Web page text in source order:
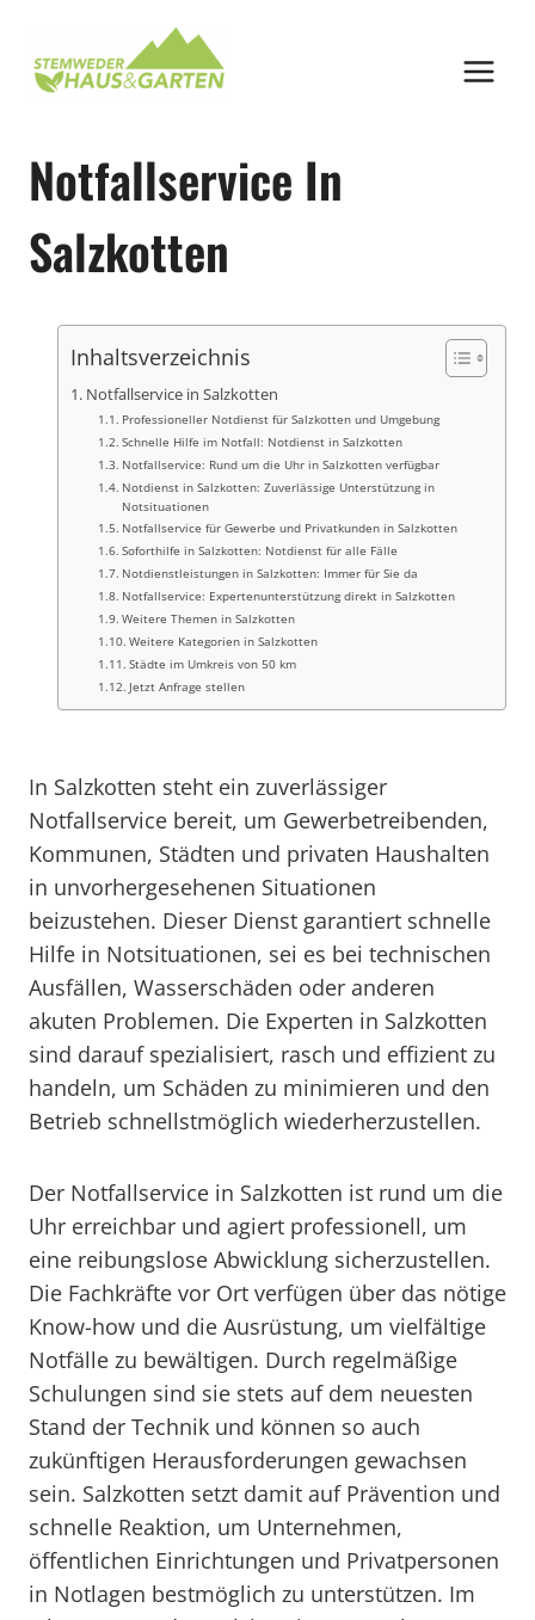
springen
Notfallservice In
Salzkotten
Inhaltsverzeichnis
Notfallservice in Salzkotten
Professioneller Notdienst für Salzkotten und Umgebung
Schnelle Hilfe im Notfall: Notdienst in Salzkotten
Notfallservice: Rund um die Uhr in Salzkotten verfügbar
Notdienst in Salzkotten: Zuverlässige Unterstützung in
Notsituationen
Notfallservice für Gewerbe und Privatkunden in Salzkotten
Soforthilfe in Salzkotten: Notdienst für alle Fälle
Notdienstleistungen in Salzkotten: Immer für Sie da
Notfallservice: Expertenunterstützung direkt in Salzkotten
Weitere Themen in Salzkotten
Weitere Kategorien in Salzkotten
Städte im Umkreis von 50 km
Jetzt Anfrage stellen
In Salzkotten steht ein zuverlässiger
Notfallservice bereit, um Gewerbetreibenden,
Kommunen, Städten und privaten Haushalten
in unvorhergesehenen Situationen
beizustehen. Dieser Dienst garantiert schnelle
Hilfe in Notsituationen, sei es bei technischen
Ausfällen, Wasserschäden oder anderen
akuten Problemen. Die Experten in Salzkotten
sind darauf spezialisiert, rasch und effizient zu
handeln, um Schäden zu minimieren und den
Betrieb schnellstmöglich wiederherzustellen.
Der Notfallservice in Salzkotten ist rund um die
Uhr erreichbar und agiert professionell, um
eine reibungslose Abwicklung sicherzustellen.
Die Fachkräfte vor Ort verfügen über das nötige
Know-how und die Ausrüstung, um vielfältige
Notfälle zu bewältigen. Durch regelmäßige
Schulungen sind sie stets auf dem neuesten
Stand der Technik und können so auch
zukünftigen Herausforderungen gewachsen
sein. Salzkotten setzt damit auf Prävention und
schnelle Reaktion, um Unternehmen,
öffentlichen Einrichtungen und Privatpersonen
in Notlagen bestmöglich zu unterstützen. Im